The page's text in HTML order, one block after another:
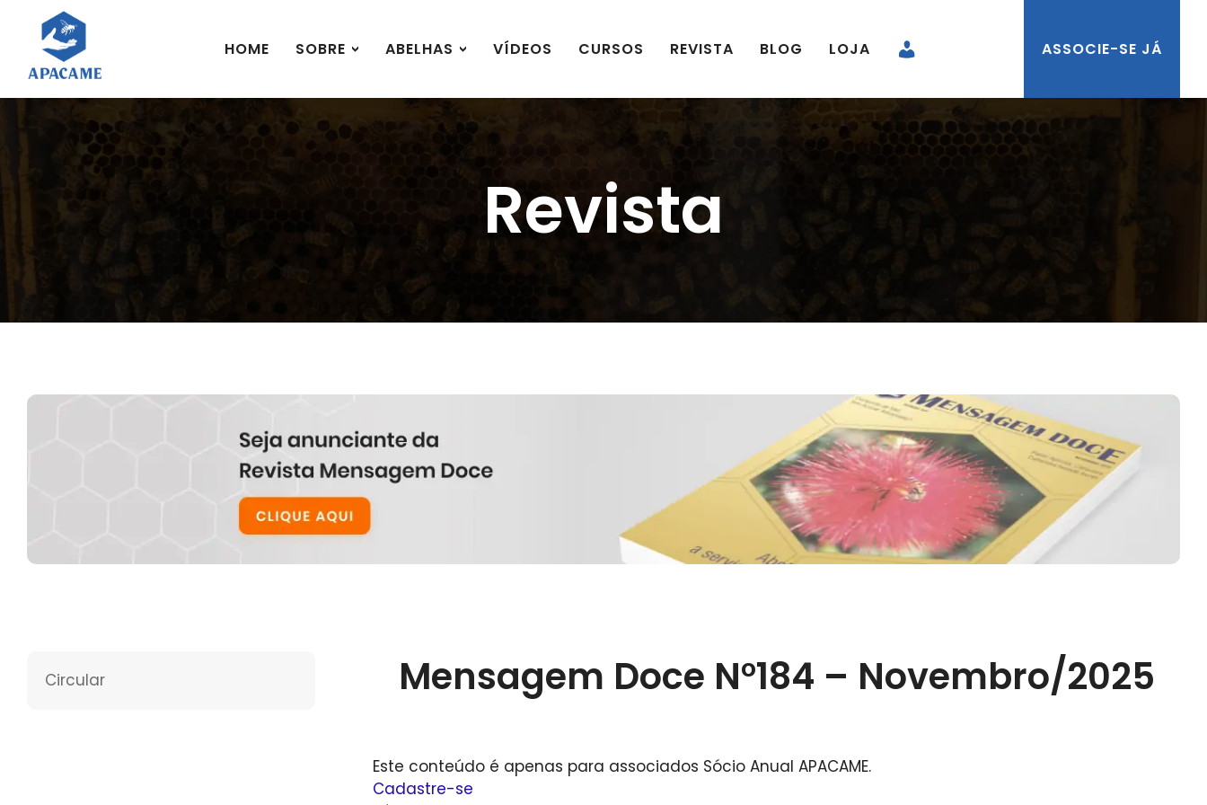
HOME SOBRE ABELHAS VÍDEOS CURSOS REVISTA BLOG LOJA ASSOCIE-SE JÁ
Revista
Circular Mensagem Doce N°184 – Novembro/2025
Este conteúdo é apenas para associados Sócio Anual APACAME.
Cadastre-se